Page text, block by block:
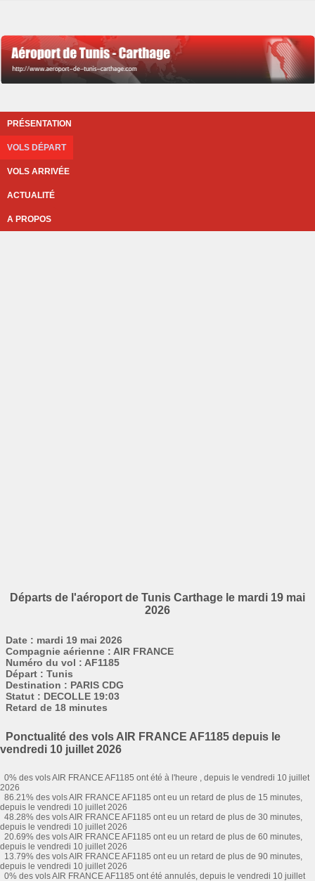
PRÉSENTATION
VOLS DÉPART
VOLS ARRIVÉE
ACTUALITÉ
A PROPOS
Départs de l'aéroport de Tunis Carthage le mardi 19 mai
2026
Date : mardi 19 mai 2026
Compagnie aérienne : AIR FRANCE
Numéro du vol : AF1185
Départ : Tunis
Destination : PARIS CDG
Statut : DECOLLE 19:03
Retard de 18 minutes
Ponctualité des vols AIR FRANCE AF1185 depuis le
vendredi 10 juillet 2026
0% des vols AIR FRANCE AF1185 ont été à l'heure , depuis le vendredi 10 juillet
2026
86.21% des vols AIR FRANCE AF1185 ont eu un retard de plus de 15 minutes,
depuis le vendredi 10 juillet 2026
48.28% des vols AIR FRANCE AF1185 ont eu un retard de plus de 30 minutes,
depuis le vendredi 10 juillet 2026
20.69% des vols AIR FRANCE AF1185 ont eu un retard de plus de 60 minutes,
depuis le vendredi 10 juillet 2026
13.79% des vols AIR FRANCE AF1185 ont eu un retard de plus de 90 minutes,
depuis le vendredi 10 juillet 2026
0% des vols AIR FRANCE AF1185 ont été annulés, depuis le vendredi 10 juillet